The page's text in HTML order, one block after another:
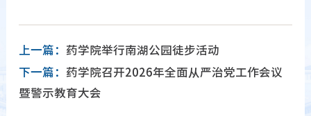
上一篇： 药学院举行南湖公园徒步活动
下一篇： 药学院召开2026年全面从严治党工作会议
暨警示教育大会